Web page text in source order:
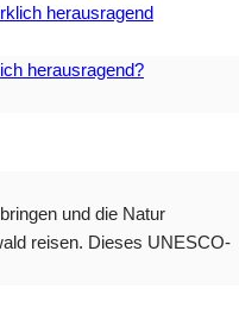
herausragend?
und die Natur
reisen. Dieses UNESCO-